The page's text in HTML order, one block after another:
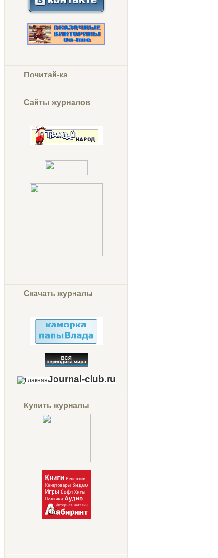
Почитай-ка
Сайты журналов
Скачать журналы
Journal-club.ru
Купить журналы